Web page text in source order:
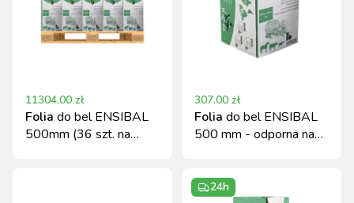
11304.00 zł
Folia do bel ENSIBAL
500mm (36 szt. na
307.00 zł
Folia do bel ENSIBAL
500 mm - odporna na
24h